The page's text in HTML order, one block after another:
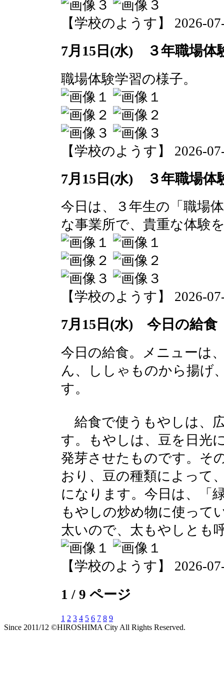
【学校のようす】 2026-
7月15日(水) ３年職場
職場体験学習の様子。
【学校のようす】 2026-
7月15日(水) ３年職場
今日は、３年生の「職場
な事業所で、貴重な体験
【学校のようす】 2026-
7月15日(水) 今日の給食
今日の給食。メニューは
ん、ししゃものから揚げ
す。
給食で使うもやしは、
す。もやしは、豆を日光
発芽させたものです。そ
おり、豆の種類によって
になります。今日は、「
もやしの炒め物に使って
太いので、太もやしとも
【学校のようす】 2026-
1 / 9 ページ
1 2 3 4 5 6 7 8 9
Since 2011/12 ©HIROSHIMA City All Rights Reserved.